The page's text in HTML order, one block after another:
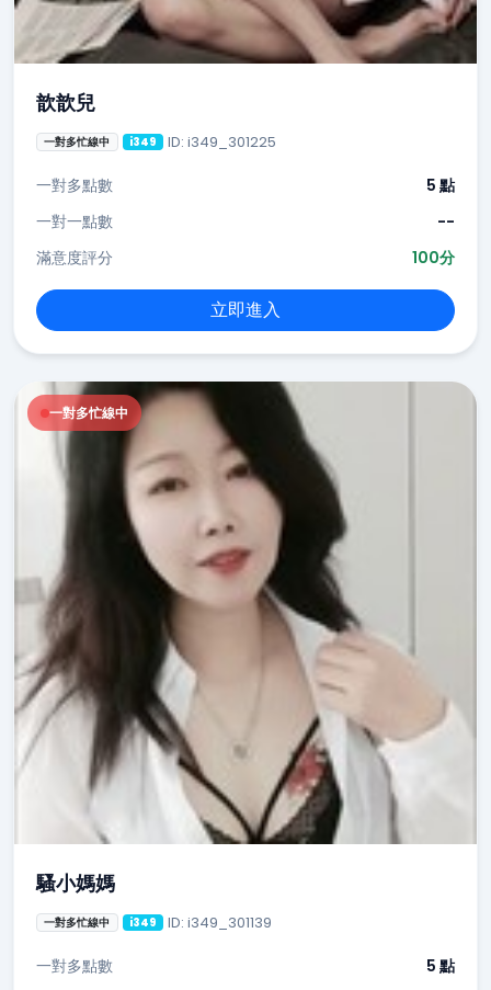
歆歆兒
一對多忙線中 i349 ID: i349_301225
一對多點數
5 點
一對一點數
--
滿意度評分
100分
立即進入
一對多忙線中
騷小媽媽
一對多忙線中 i349 ID: i349_301139
一對多點數 5 點